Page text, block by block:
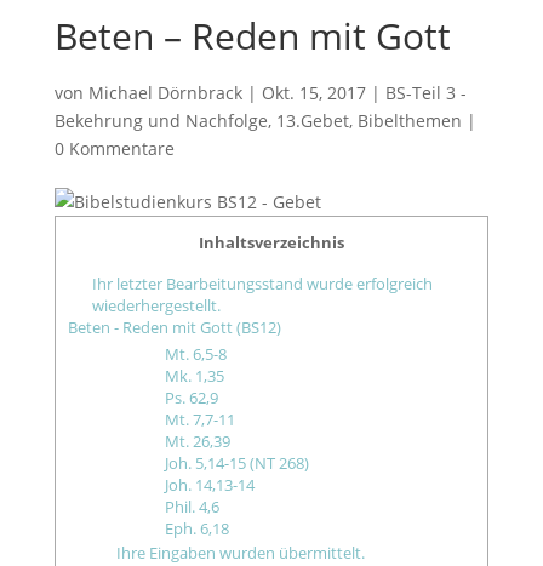
Beten – Reden mit Gott
von Michael Dörnbrack| Okt. 15, 2017| BS-Teil 3 -
Bekehrung und Nachfolge, 13.Gebet, Bibelthemen |
0 Kommentare
Inhaltsverzeichnis
Ihr letzter Bearbeitungsstand wurde erfolgreich
wiederhergestellt.
Beten - Reden mit Gott (BS12)
Mt. 6,5-8
Mk. 1,35
Ps. 62,9
Mt. 7,7-11
Mt. 26,39
Joh. 5,14-15 (NT 268)
Joh. 14,13-14
Phil. 4,6
Eph. 6,18
Ihre Eingaben wurden übermittelt.